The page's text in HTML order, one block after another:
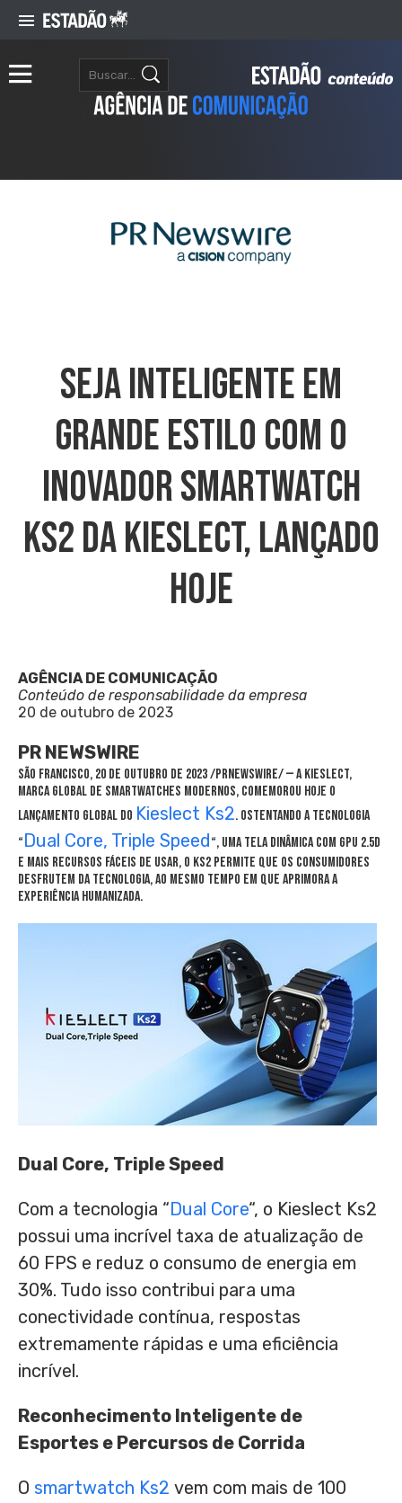
Seja Inteligente Em
Grande Estilo Com O
Inovador Smartwatch
Ks2 Da Kieslect, Lançado
Hoje
AGÊNCIA DE COMUNICAÇÃO
Conteúdo de responsabilidade da empresa
20 de outubro de 2023
PR NEWSWIRE
SÃO FRANCISCO, 20 de outubro de 2023/PRNewswire/ — A Kieslect,
marca global de smartwatches modernos, comemorou hoje o
lançamento global do Kieslect Ks2. Ostentando a tecnologia
“Dual Core, Triple Speed“, uma tela dinâmica com GPU 2.5D
e mais recursos fáceis de usar, o Ks2 permite que os consumidores
desfrutem da tecnologia, ao mesmo tempo em que aprimora a
experiência humanizada.
Dual Core, Triple Speed
Com a tecnologia “Dual Core“, o Kieslect Ks2
possui uma incrível taxa de atualização de
60 FPS e reduz o consumo de energia em
30%. Tudo isso contribui para uma
conectividade contínua, respostas
extremamente rápidas e uma eficiência
incrível.
Reconhecimento Inteligente de
Esportes e Percursos de Corrida
O smartwatch Ks2 vem com mais de 100